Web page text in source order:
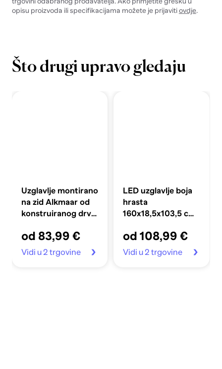
opisu proizvoda ili specifikacijama možete je prijavitiovdje.
Što drugi upravo gledaju
Uzglavlje montirano
na zid Alkmaar od
konstruiranog drva,
od 83,99 €
Vidi u 2 trgovine
LED uzglavlje boja
hrasta
160x18,5x103,5 cm
od 108,99 €
Vidi u 2 trgovine